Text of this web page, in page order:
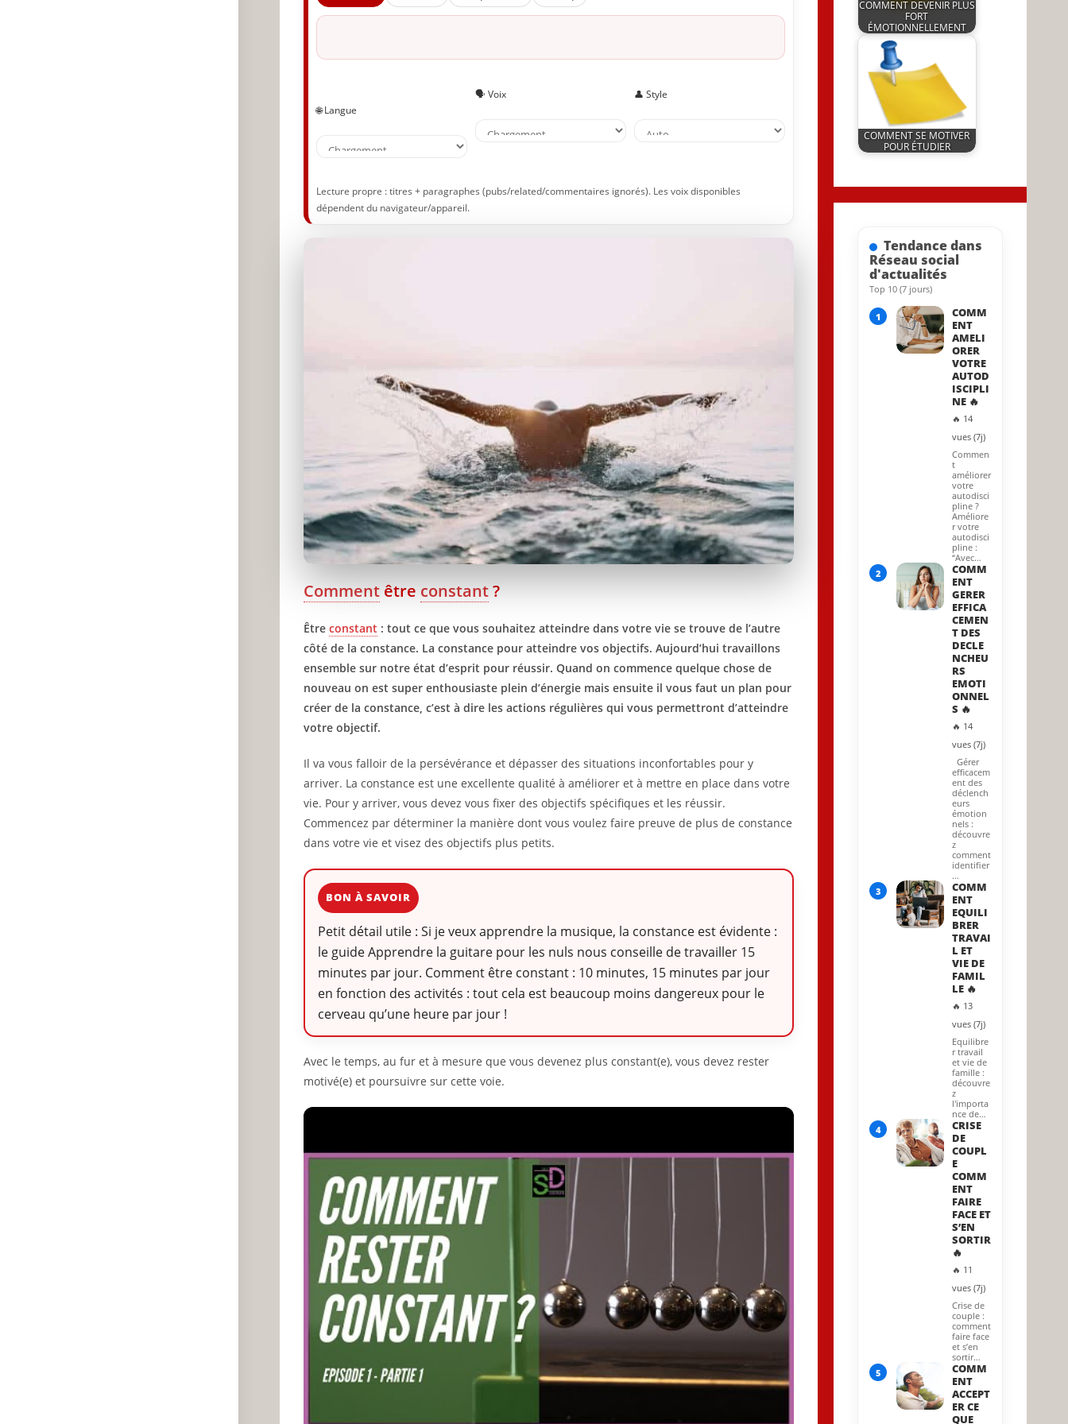
🔥 À lire aussi sur JeunInfo
🌐 Langue
🗣️ Voix 👤 Style
Lecture propre : titres + paragraphes (pubs/related/commentaires ignorés). Les voix disponibles
dépendent du navigateur/appareil.
Comment être constant?
Êtreconstant : tout ce que vous souhaitez atteindre dans votre vie se trouve de l’autre
côté de la constance. La constance pour atteindre vos objectifs. Aujourd’hui travaillons
ensemble sur notre état d’esprit pour réussir. Quand on commence quelque chose de
nouveau on est super enthousiaste plein d’énergie mais ensuite il vous faut un plan pour
créer de la constance, c’est à dire les actions régulières qui vous permettront d’atteindre
votre objectif.
Il va vous falloir de la persévérance et dépasser des situations inconfortables pour y
arriver. La constance est une excellente qualité à améliorer et à mettre en place dans votre
vie. Pour y arriver, vous devez vous fixer des objectifs spécifiques et les réussir.
Commencez par déterminer la manière dont vous voulez faire preuve de plus de constance
dans votre vie et visez des objectifs plus petits.
BON À SAVOIR
Petit détail utile : Si je veux apprendre la musique, la constance est évidente :
le guide Apprendre la guitare pour les nuls nous conseille de travailler 15
minutes par jour. Comment être constant : 10 minutes, 15 minutes par jour
en fonction des activités : tout cela est beaucoup moins dangereux pour le
cerveau qu’une heure par jour !
Avec le temps, au fur et à mesure que vous devenez plus constant(e), vous devez rester
motivé(e) et poursuivre sur cette voie.
21 March 2022
COMMENT DEVENIR PLUS
FORT
ÉMOTIONNELLEMENT
by
JeunInfo.J.l.
COMMENT SE MOTIVER
POUR ÉTUDIER
25 August 2022
Tendance dans
Réseau social
d'actualités
Top 10 (7 jours)
1
COMM
ENT
AMELI
ORER
VOTRE
AUTOD
ISCIPLI
NE 🔥
🔥 14
vues (7j)
Commen
t
améliorer
votre
autodisci
pline ?
Améliore
r votre
autodisci
pline :
“Avec…
2
COMM
ENT
GERER
EFFICA
CEMEN
T DES
DECLE
NCHEU
RS
EMOTI
ONNEL
S 🔥
🔥 14
vues (7j)
Gérer
efficacem
ent des
déclench
eurs
émotion
nels :
découvre
z
comment
identifier
…
3
COMM
ENT
EQUILI
BRER
TRAVAI
L ET
VIE DE
FAMIL
LE 🔥
🔥 13
vues (7j)
Equilibre
r travail
et vie de
famille :
découvre
z
l'importa
nce de…
4
CRISE
DE
COUPL
E
COMM
ENT
FAIRE
FACE ET
S’EN
SORTIR
🔥
🔥 11
vues (7j)
Crise de
couple :
comment
faire face
et s’en
sortir…
5
COMM
ENT
ACCEPT
ER CE
QUE